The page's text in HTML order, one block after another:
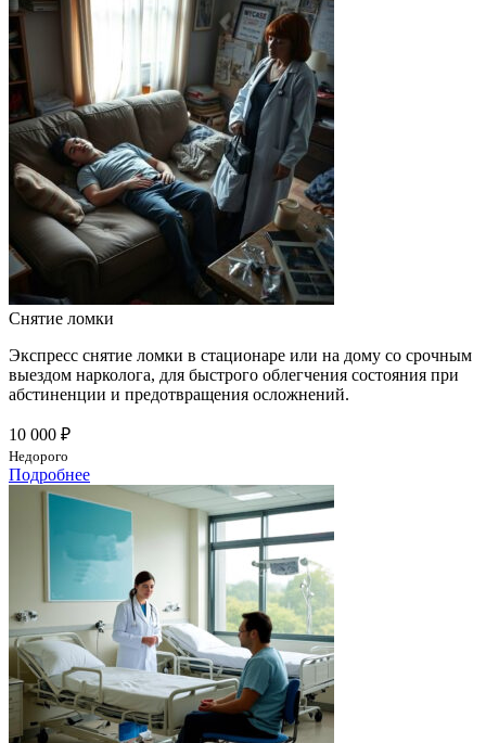
Снятие ломки
Экспресс снятие ломки в стационаре или на дому со срочным
выездом нарколога, для быстрого облегчения состояния при
абстиненции и предотвращения осложнений.
10 000 ₽
Недорого
Подробнее